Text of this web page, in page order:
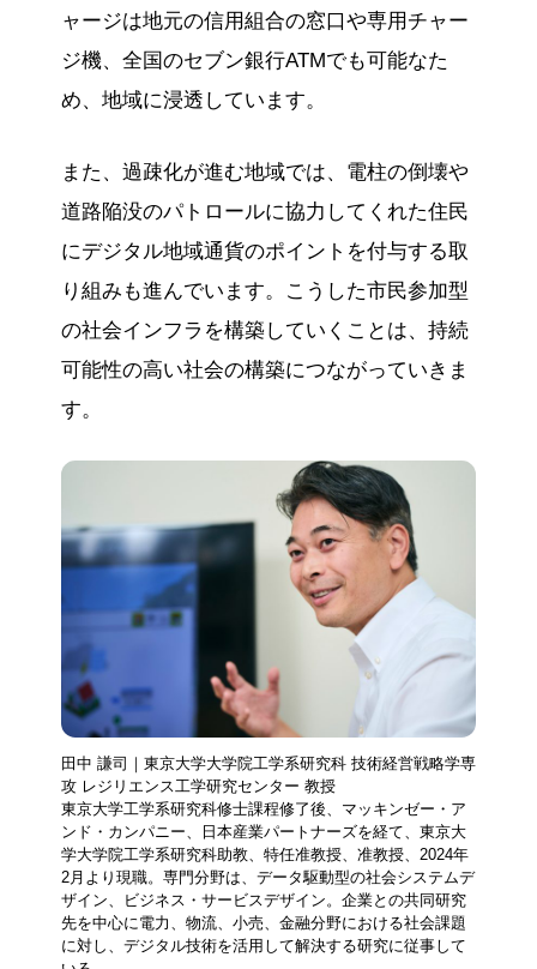
ャージは地元の信用組合の窓口や専用チャー
ジ機、全国のセブン銀行ATMでも可能なた
め、地域に浸透しています。
また、過疎化が進む地域では、電柱の倒壊や
道路陥没のパトロールに協力してくれた住民
にデジタル地域通貨のポイントを付与する取
り組みも進んでいます。こうした市民参加型
の社会インフラを構築していくことは、持続
可能性の高い社会の構築につながっていきま
す。
田中 謙司｜東京大学大学院工学系研究科 技術経営戦略学専
攻 レジリエンス工学研究センター 教授
東京大学工学系研究科修士課程修了後、マッキンゼー・ア
ンド・カンパニー、日本産業パートナーズを経て、東京大
学大学院工学系研究科助教、特任准教授、准教授、2024年
2月より現職。専門分野は、データ駆動型の社会システムデ
ザイン、ビジネス・サービスデザイン。企業との共同研究
先を中心に電力、物流、小売、金融分野における社会課題
に対し、デジタル技術を活用して解決する研究に従事して